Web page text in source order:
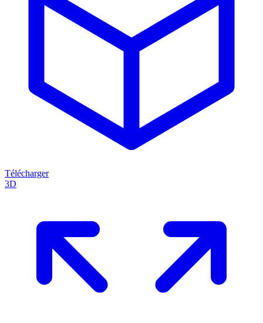
Télécharger
3D